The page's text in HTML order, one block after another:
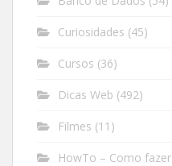
Curiosidades (45)
Cursos (36)
Dicas Web (492)
Filmes (11)
HowTo – Como fazer